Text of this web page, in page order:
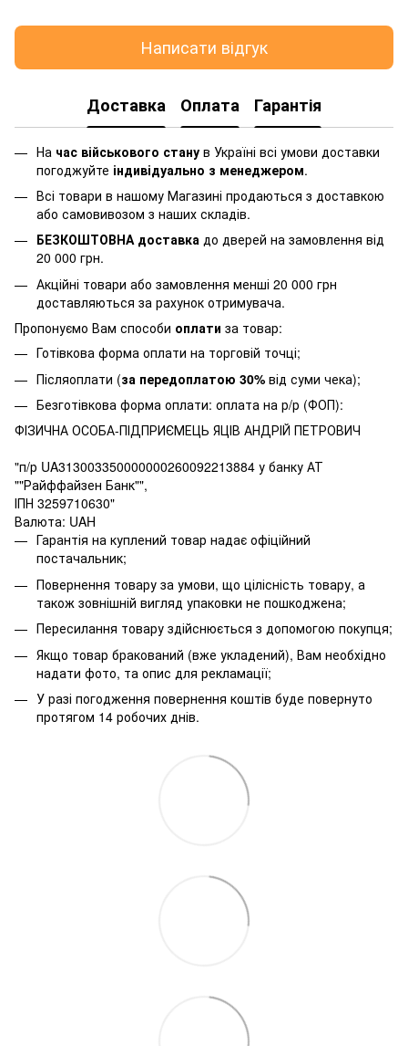
Написати відгук
Доставка Оплата Гарантія
На час військового стану в Україні всі умови доставки
погоджуйте індивідуально з менеджером.
Всі товари в нашому Магазині продаються з доставкою
або самовивозом з наших складів.
БЕЗКОШТОВНА доставка до дверей на замовлення від
20 000 грн.
Акційні товари або замовлення менші 20 000 грн
доставляються за рахунок отримувача.
Пропонуємо Вам способи оплати за товар:
Готівкова форма оплати на торговій точці;
Післяоплати (за передоплатою 30% від суми чека);
Безготівкова форма оплати: оплата на р/р (ФОП):
ФІЗИЧНА ОСОБА-ПІДПРИЄМЕЦЬ ЯЦІВ АНДРІЙ ПЕТРОВИЧ
"п/р UA313003350000000260092213884 у банку АТ
""Райффайзен Банк"",
ІПН 3259710630"
Валюта: UAH
Гарантія на куплений товар надає офіційний
постачальник;
Повернення товару за умови, що цілісність товару, а
також зовнішній вигляд упаковки не пошкоджена;
Пересилання товару здійснюється з допомогою покупця;
Якщо товар бракований (вже укладений), Вам необхідно
надати фото, та опис для рекламації;
У разі погодження повернення коштів буде повернуто
протягом 14 робочих днів.